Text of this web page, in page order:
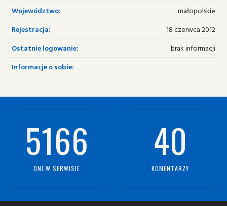
Województwo:
małopolskie
Rejestracja:
18 czerwca 2012
Ostatnie logowanie:
brak informacji
Informacje o sobie:
5166
DNI W SERWISIE
40
KOMENTARZY